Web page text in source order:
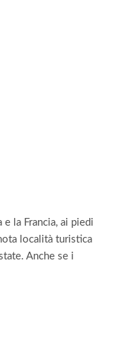
la Francia, ai piedi
località turistica
Anche se i